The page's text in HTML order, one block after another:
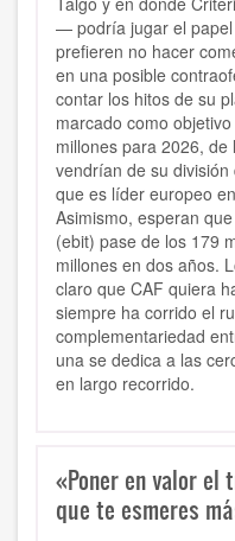
— podría jugar el papel
prefieren no hacer
en una posible
contar los hitos de su
marcado como
millones para 2026,
vendrían de su
que es líder europeo
Asimismo, esperan
(ebit) pase de los 179
millones en dos años.
claro que CAF quiera
siempre ha corrido el
complementariedad
una se dedica a las
en largo recorrido.
«Poner en valor el
que te esmeres